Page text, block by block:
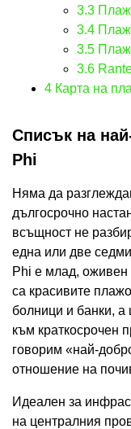
3.3
3.4
3.5
3.6
4 Карта на
Списък на
Phi
Няма да
дългосрочно
всъщност не
една или две
Phi е млад, оживен
са красивите
болници и банки, а
към краткосрочен
говорим «най-
отношение на
Идеален за
на централния